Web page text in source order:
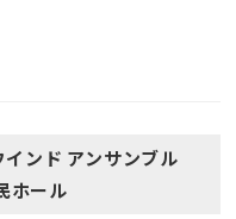
ンド アンサンブル
ホール